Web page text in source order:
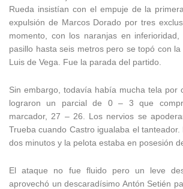
Rueda insistían con el empuje de la
expulsión de Marcos Dorado por tres
momento, con los naranjas en
pasillo hasta seis metros pero se topó con
Luis de Vega. Fue la parada del partido.
Sin embargo, todavía había mucha tela por
lograron un parcial de 0 – 3 que
marcador, 27 – 26. Los nervios se
Trueba cuando Castro igualaba el tanteador.
dos minutos y la pelota estaba en posesión
El ataque no fue fluido pero un leve
aprovechó un descaradísimo Antón Setién